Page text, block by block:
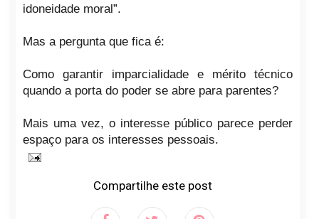
idoneidade moral”.
Mas a pergunta que fica é:
Como garantir imparcialidade e mérito técnico
quando a porta do poder se abre para parentes?
Mais uma vez, o interesse público parece perder
espaço para os interesses pessoais.
Compartilhe este post